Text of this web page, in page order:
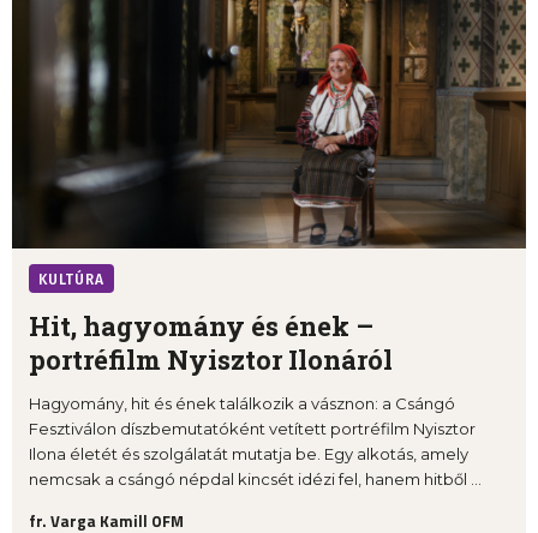
KULTÚRA
Hit, hagyomány és ének –
portréfilm Nyisztor Ilonáról
Hagyomány, hit és ének találkozik a vásznon: a Csángó
Fesztiválon díszbemutatóként vetített portréfilm Nyisztor
Ilona életét és szolgálatát mutatja be. Egy alkotás, amely
nemcsak a csángó népdal kincsét idézi fel, hanem hitből ...
fr. Varga Kamill OFM